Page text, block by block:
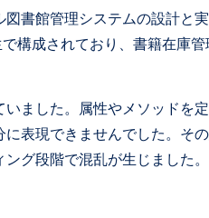
書館管理システムの設計と
構成されており、書籍在庫管
ました。属性やメソッドを
表現できませんでした。そ
グ段階で混乱が生じました。